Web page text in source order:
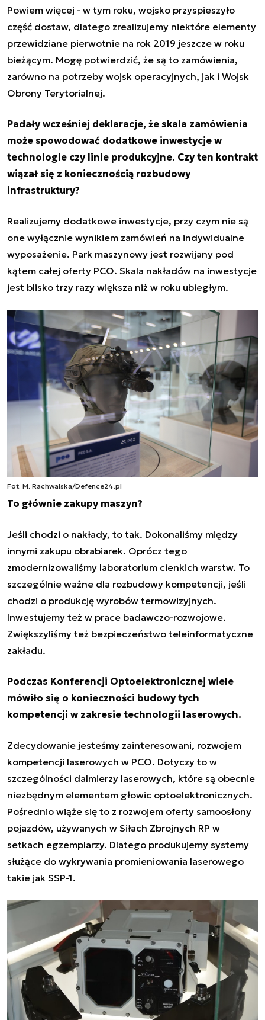
Powiem więcej - w tym roku, wojsko przyspieszyło
część dostaw, dlatego zrealizujemy niektóre elementy
przewidziane pierwotnie na rok 2019 jeszcze w roku
bieżącym. Mogę potwierdzić, że są to zamówienia,
zarówno na potrzeby wojsk operacyjnych, jak i Wojsk
Obrony Terytorialnej.
Padały wcześniej deklaracje, że skala zamówienia
może spowodować dodatkowe inwestycje w
technologie czy linie produkcyjne. Czy ten kontrakt
wiązał się z koniecznością rozbudowy
infrastruktury?
Realizujemy dodatkowe inwestycje, przy czym nie są
one wyłącznie wynikiem zamówień na indywidualne
wyposażenie. Park maszynowy jest rozwijany pod
kątem całej oferty PCO. Skala nakładów na inwestycje
jest blisko trzy razy większa niż w roku ubiegłym.
Fot. M. Rachwalska/Defence24.pl
To głównie zakupy maszyn?
Jeśli chodzi o nakłady, to tak. Dokonaliśmy między
innymi zakupu obrabiarek. Oprócz tego
zmodernizowaliśmy laboratorium cienkich warstw. To
szczególnie ważne dla rozbudowy kompetencji, jeśli
chodzi o produkcję wyrobów termowizyjnych.
Inwestujemy też w prace badawczo-rozwojowe.
Zwiększyliśmy też bezpieczeństwo teleinformatyczne
zakładu.
Podczas Konferencji Optoelektronicznej wiele
mówiło się o konieczności budowy tych
kompetencji w zakresie technologii laserowych.
Zdecydowanie jesteśmy zainteresowani, rozwojem
kompetencji laserowych w PCO. Dotyczy to w
szczególności dalmierzy laserowych, które są obecnie
niezbędnym elementem głowic optoelektronicznych.
Pośrednio wiąże się to z rozwojem oferty samoosłony
pojazdów, używanych w Siłach Zbrojnych RP w
setkach egzemplarzy. Dlatego produkujemy systemy
służące do wykrywania promieniowania laserowego
takie jak SSP-1.